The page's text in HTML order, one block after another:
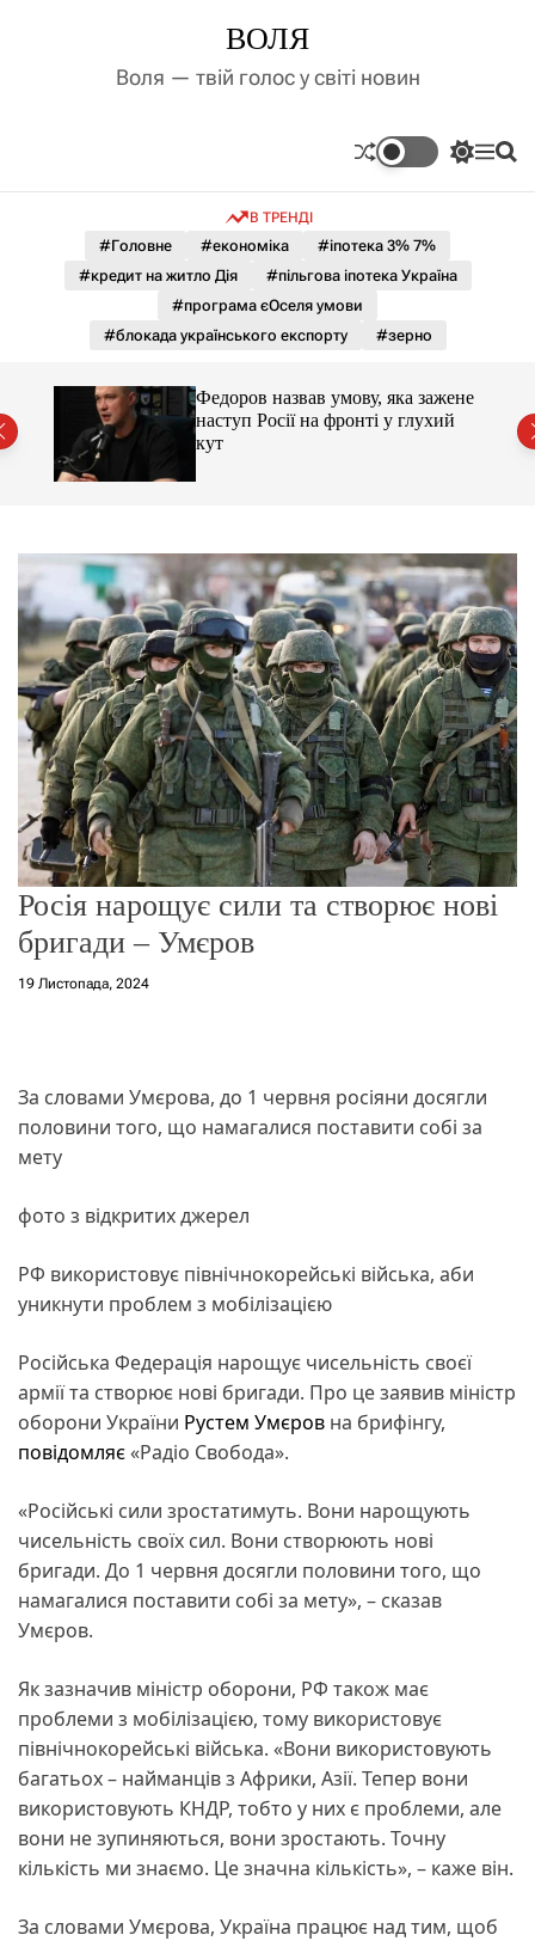
д
ВОЛЯ
Воля — твій голос у світі новин
П
м
к
к
ь
о
р
е
ж
и
м
у
М П
В ТРЕНДІ
#Головне #економіка
#іпотека 3% 7%
#кредит на житло Дія
#пільгова іпотека Україна
#програма єОселя умови
#блокада українського експорту
#зерно
Федоров назвав умову, яка зажене
наступ Росії на фронті у глухий
кут
Росія нарощує сили та створює нові
бригади – Умєров
19 Листопада, 2024
За словами Умєрова, до 1 червня росіяни досягли
половини того, що намагалися поставити собі за
мету
фото з відкритих джерел
РФ використовує північнокорейські війська, аби
уникнути проблем з мобілізацією
Російська Федерація нарощує чисельність своєї
армії та створює нові бригади. Про це заявив міністр
оборони України Рустем Умєров на брифінгу,
повідомляє«Радіо Свобода».
«Російські сили зростатимуть. Вони нарощують
чисельність своїх сил. Вони створюють нові
бригади. До 1 червня досягли половини того, що
намагалися поставити собі за мету», – сказав
Умєров.
Як зазначив міністр оборони, РФ також має
проблеми з мобілізацією, тому використовує
північнокорейські війська. «Вони використовують
багатьох – найманців з Африки, Азії. Тепер вони
використовують КНДР, тобто у них є проблеми, але
вони не зупиняються, вони зростають. Точну
кількість ми знаємо. Це значна кількість», – каже він.
За словами Умєрова, Україна працює над тим, щоб